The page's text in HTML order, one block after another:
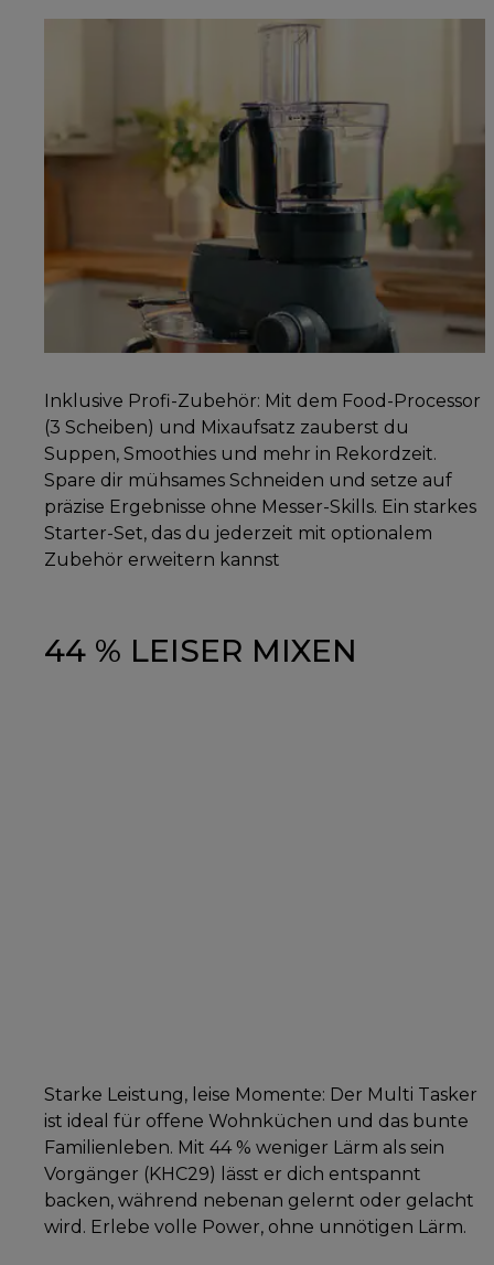
Inklusive Profi-Zubehör: Mit dem Food-Processor
(3 Scheiben) und Mixaufsatz zauberst du
Suppen, Smoothies und mehr in Rekordzeit.
Spare dir mühsames Schneiden und setze auf
präzise Ergebnisse ohne Messer-Skills. Ein starkes
Starter-Set, das du jederzeit mit optionalem
Zubehör erweitern kannst
44 % LEISER MIXEN
Starke Leistung, leise Momente: Der Multi Tasker
ist ideal für offene Wohnküchen und das bunte
Familienleben. Mit 44 % weniger Lärm als sein
Vorgänger (KHC29) lässt er dich entspannt
backen, während nebenan gelernt oder gelacht
wird. Erlebe volle Power, ohne unnötigen Lärm.